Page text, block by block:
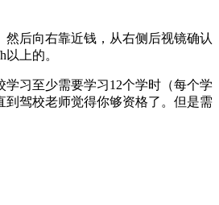
后向右靠近钱，从右侧后视镜确认
上的。
习至少需要学习12个学时（每个学
驾校老师觉得你够资格了。但是需